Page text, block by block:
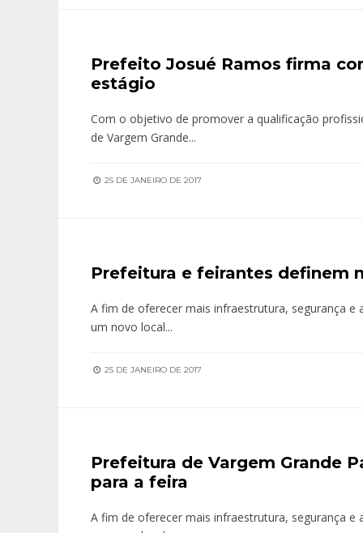
Prefeito Josué Ramos firma
estágio
Com o objetivo de promover a qualificação
de Vargem Grande...
25 DE JANEIRO DE 2017
Prefeitura e feirantes definem
A fim de oferecer mais infraestrutura, segurança e
um novo local...
25 DE JANEIRO DE 2017
Prefeitura de Vargem Grande
para a feira
A fim de oferecer mais infraestrutura, segurança e